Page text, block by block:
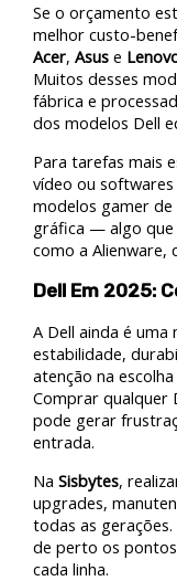
Se o orçamento
melhor custo-
Acer,Asus e
Muitos desses
fábrica e
dos modelos Dell
Para tarefas mais
vídeo ou
modelos gamer
gráfica — algo que
como a Alienware,
Dell Em 2025:
A Dell ainda é
estabilidade,
atenção na
Comprar qualquer
pode gerar
entrada.
NaSisbytes,
upgrades,
todas as
de perto os
cada linha.